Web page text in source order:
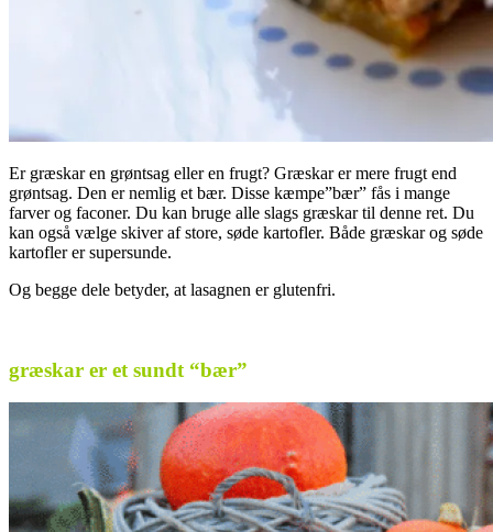
Er græskar en grøntsag eller en frugt? Græskar er mere frugt end
grøntsag. Den er nemlig et bær. Disse kæmpe”bær” fås i mange
farver og faconer. Du kan bruge alle slags græskar til denne ret. Du
kan også vælge skiver af store, søde kartofler. Både græskar og søde
kartofler er supersunde.
Og begge dele betyder, at lasagnen er glutenfri.
græskar er et sundt “bær”